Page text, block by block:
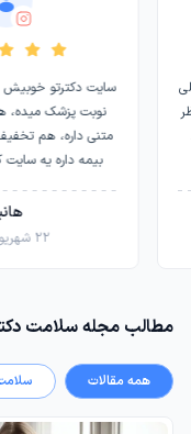
سایت دکترتو خوبیش
نوبت پزشک میده،
متنی داره، هم
بیمه داره یه سایت
۲۲ شهریور ۱۴۰۲
مطالب مجله سلامت
همه مقالات